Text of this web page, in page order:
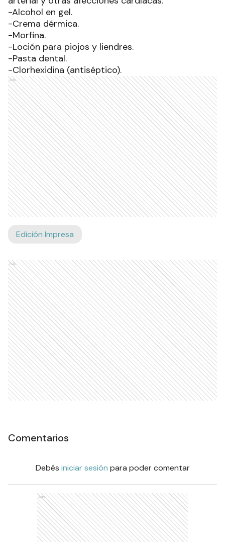
-Alcohol en gel.
-Crema dérmica.
-Morfina.
-Loción para piojos y liendres.
-Pasta dental.
-Clorhexidina (antiséptico).
Ads
Edición Impresa
Ads
Comentarios
Debés iniciar sesión para poder comentar
Ads